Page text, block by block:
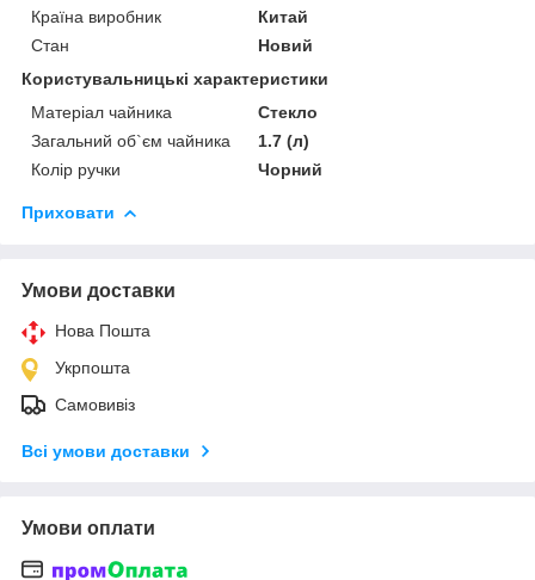
Країна виробник
Китай
Стан
Новий
Користувальницькі характеристики
Матеріал чайника
Стекло
Загальний об`єм чайника
1.7 (л)
Колір ручки
Чорний
Приховати
Умови доставки
Нова Пошта
Укрпошта
Самовивіз
Всі умови доставки
Умови оплати